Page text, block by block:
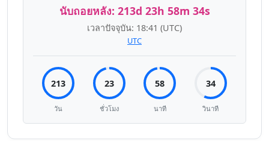
นับถอยหลัง: 213d 23h 58m 33s
เวลาปัจจุบัน: 18:41 (UTC)
UTC
213
วัน
23
ชั่วโมง
58
นาที
33
วินาที